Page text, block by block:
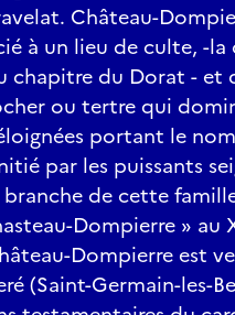
Château-
à un lieu de culte, -
chapitre du Dorat - et
ou tertre qui
portant le
par les puissants
branche de cette
Dompierre » au
Dompierre est
(Saint-Germain-les-